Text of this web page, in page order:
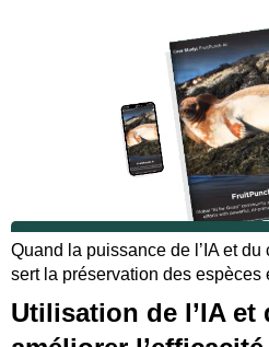
Quand la puissance de l’IA et
sert la préservation des
Utilisation de l’IA et